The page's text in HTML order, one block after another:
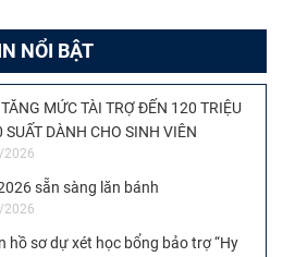
NỔI BẬT
MỨC TÀI TRỢ ĐẾN 120 TRIỆU
DÀNH CHO SINH VIÊN
2026
sẵn sàng lăn bánh
2026
hồ sơ dự xét học bổng bảo trợ “Hy